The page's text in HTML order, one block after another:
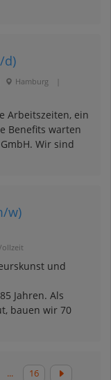
d)
Hamburg
Arbeits­zeiten, ein
Bene­fits warten
Wir sind
w)
und
Jahren. Als
bauen wir 70
... 16